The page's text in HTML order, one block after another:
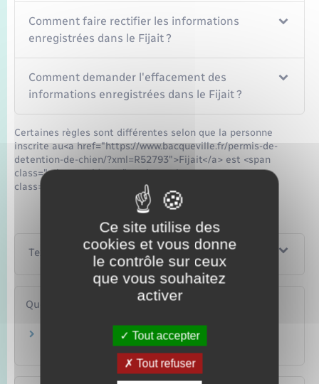
Comment faire rectifier les informations
enregistrées dans le Fijait ?
Comment demander l'effacement des
informations enregistrées dans le Fijait ?
Certaines règles sont différentes selon que la personne
inscrite au<a href="https://www.bacqueville.fr/permis-de-
detention-de-chien/?xml=R52793">Fijait</a> est <span
class="miseenevidence">majeure</span> ou a <span
class="miseenevidence">entre 13 et 17 ans</span>.
Textes de référence
Questions ? Réponses !
Qu'est-ce qu'une interdiction de sortie du
territoire français pour terrorisme ?
Ce site utilise des
cookies et vous donne
le contrôle sur ceux
que vous souhaitez
activer
Tout accepter
Tout refuser